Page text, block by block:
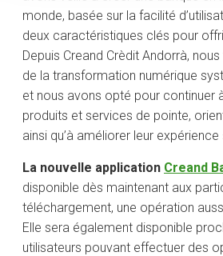
monde, basée sur la facilité
deux caractéristiques clés pour
Depuis Creand Crèdit Andorrà,
de la transformation numérique
et nous avons opté pour continuer
produits et services de pointe,
ainsi qu’à améliorer leur expérience
La nouvelle application Creand
disponible dès maintenant aux
téléchargement, une opération
Elle sera également disponible
utilisateurs pouvant effectuer des